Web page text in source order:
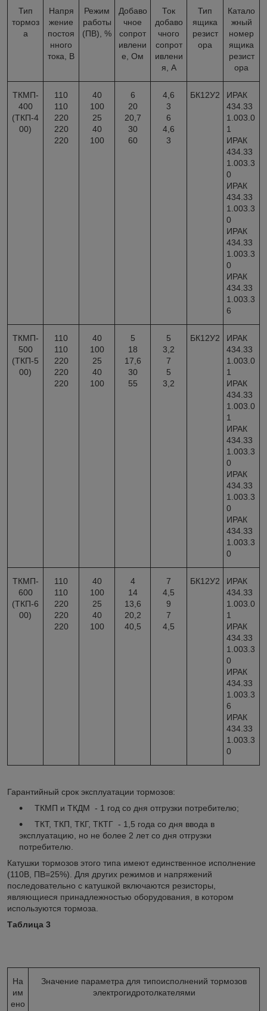
Тип
тормоз
а
Напря
жение
постоя
нного
тока, В
Режим
работы
(ПВ), %
Добаво
чное
сопрот
ивлени
е, Ом
Ток
добаво
чного
сопрот
ивлени
я, А
Тип
ящика
резист
ора
Катало
жный
номер
ящика
резист
ора
ТКМП-
400
(ТКП-4
00)
110
110
220
220
220
40
100
25
40
100
6
20
20,7
30
60
4,6
3
6
4,6
3
БК12У2
ИРАК
434.33
1.003.0
1
ИРАК
434.33
1.003.3
0
ИРАК
434.33
1.003.3
0
ИРАК
434.33
1.003.3
0
ИРАК
434.33
1.003.3
6
ТКМП-
500
(ТКП-5
00)
110
110
220
220
220
40
100
25
40
100
5
18
17,6
30
55
5
3,2
7
5
3,2
БК12У2
ИРАК
434.33
1.003.0
1
ИРАК
434.33
1.003.0
1
ИРАК
434.33
1.003.3
0
ИРАК
434.33
1.003.3
0
ИРАК
434.33
1.003.3
0
ТКМП-
600
(ТКП-6
00)
110
110
220
220
220
40
100
25
40
100
4
14
13,6
20,2
40,5
7
4,5
9
7
4,5
БК12У2
ИРАК
434.33
1.003.0
1
ИРАК
434.33
1.003.3
0
ИРАК
434.33
1.003.3
6
ИРАК
434.33
1.003.3
0
Гарантийный срок эксплуатации тормозов:
ТКМП и ТКДМ - 1 год со дня отгрузки потребителю;
ТКТ, ТКП, ТКГ, ТКТГ - 1,5 года со дня ввода в
эксплуатацию, но не более 2 лет со дня отгрузки
потребителю.
Катушки тормозов этого типа имеют единственное исполнение
(110В, ПВ=25%). Для других режимов и напряжений
последовательно с катушкой включаются резисторы,
являющиеся принадлежностью оборудования, в котором
используются тормоза.
Таблица 3
На
им
ено
Значение параметра для типоисполнений тормозов
электрогидротолкателями